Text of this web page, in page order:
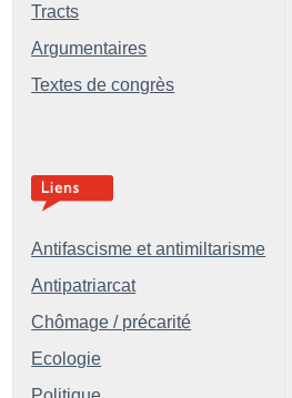
Tracts
Argumentaires
Textes de congrès
Antifascisme et antimiltarisme
Antipatriarcat
Chômage / précarité
Ecologie